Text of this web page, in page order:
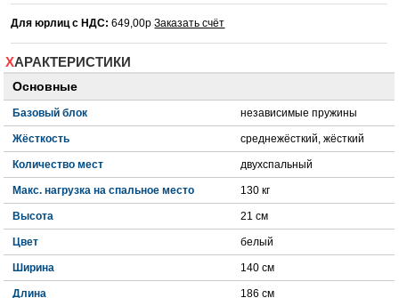
Для юрлиц с НДС: 649,00рЗаказать счёт
ХАРАКТЕРИСТИКИ
Основные
Базовый блок независимые пружины
Жёсткость среднежёсткий, жёсткий
Количество мест двухспальный
Макс. нагрузка на спальное место 130 кг
Высота 21 см
Цвет белый
Ширина 140 см
Длина 186 см